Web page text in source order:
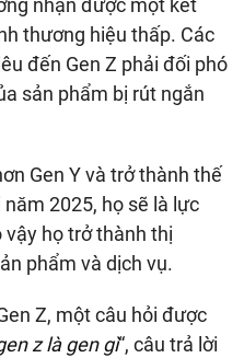
nhận được một kết
thương hiệu thấp. Các
đến Gen Z phải đối phó
sản phẩm bị rút ngắn
Gen Y và trở thành thế
2025, họ sẽ là lực
vậy họ trở thành thị
phẩm và dịch vụ.
Z, một câu hỏi được
z là gen gì“, câu trả lời